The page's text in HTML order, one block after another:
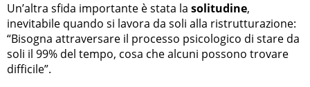
Un’altra sfida importante è stata la solitudine,
inevitabile quando si lavora da soli alla ristrutturazione:
“Bisogna attraversare il processo psicologico di stare da
soli il 99% del tempo, cosa che alcuni possono trovare
difficile”.